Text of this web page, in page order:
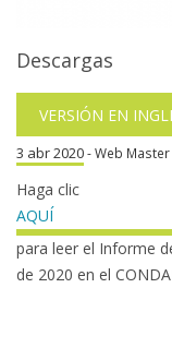
Descargas
VERSIÓN EN
3 abr 2020- Web Master
Haga clic
AQUÍ
para leer el Informe
de 2020 en el